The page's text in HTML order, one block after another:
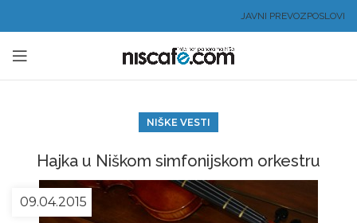
JAVNI PREVOZPOSLOVI
NIŠKE VESTI
Hajka u Niškom simfonijskom orkestru
09.04.2015